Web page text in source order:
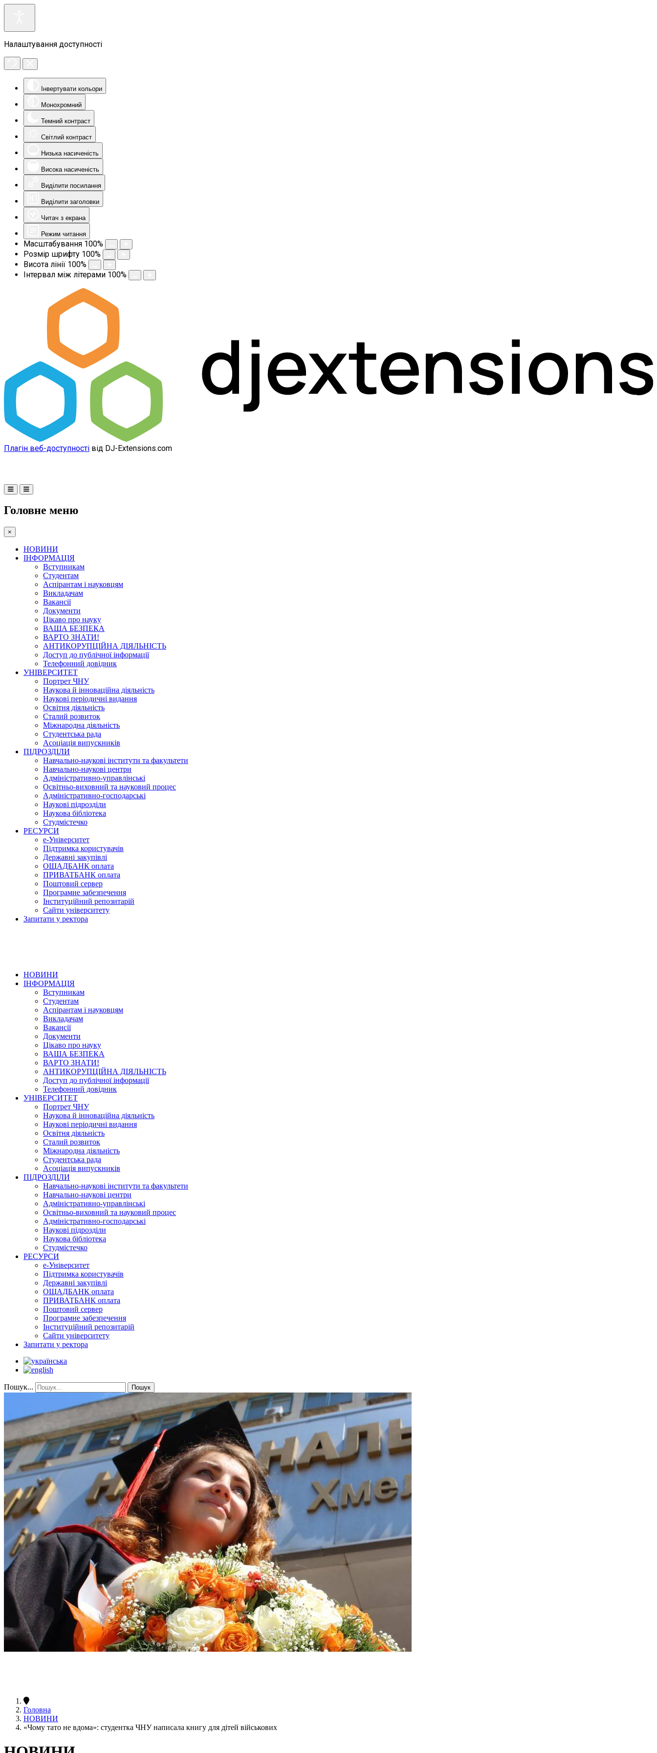
Налаштування доступності
Інвертувати кольори
Монохромний
Темний контраст
Світлий контраст
Низька насиченість
Висока насиченість
Виділити посилання
Виділити заголовки
Читач з екрана
Режим читання
Масштабування 100%
Розмір шрифту 100%
Висота лінії 100%
Інтервал між літерами 100%
Плагін веб-доступності від DJ-Extensions.com
Головне меню
×
НОВИНИ
ІНФОРМАЦІЯ
Вступникам
Студентам
Аспірантам і науковцям
Викладачам
Вакансії
Документи
Цікаво про науку
ВАША БЕЗПЕКА
ВАРТО ЗНАТИ!
АНТИКОРУПЦІЙНА ДІЯЛЬНІСТЬ
Доступ до публічної інформації
Телефонний довідник
УНІВЕРСИТЕТ
Портрет ЧНУ
Наукова й інноваційна діяльність
Наукові періодичні видання
Освітня діяльність
Сталий розвиток
Міжнародна діяльність
Студентська рада
Асоціація випускників
ПІДРОЗДІЛИ
Навчально-наукові інститути та факультети
Навчально-наукові центри
Адміністративно-управлінські
Освітньо-виховний та науковий процес
Адміністративно-господарські
Наукові підрозділи
Наукова бібліотека
Студмістечко
РЕСУРСИ
е-Університет
Підтримка користувачів
Державні закупівлі
ОЩАДБАНК оплата
ПРИВАТБАНК оплата
Поштовий сервер
Програмне забезпечення
Інституційний репозитарій
Сайти університету
Запитати у ректора
НОВИНИ
ІНФОРМАЦІЯ
Вступникам
Студентам
Аспірантам і науковцям
Викладачам
Вакансії
Документи
Цікаво про науку
ВАША БЕЗПЕКА
ВАРТО ЗНАТИ!
АНТИКОРУПЦІЙНА ДІЯЛЬНІСТЬ
Доступ до публічної інформації
Телефонний довідник
УНІВЕРСИТЕТ
Портрет ЧНУ
Наукова й інноваційна діяльність
Наукові періодичні видання
Освітня діяльність
Сталий розвиток
Міжнародна діяльність
Студентська рада
Асоціація випускників
ПІДРОЗДІЛИ
Навчально-наукові інститути та факультети
Навчально-наукові центри
Адміністративно-управлінські
Освітньо-виховний та науковий процес
Адміністративно-господарські
Наукові підрозділи
Наукова бібліотека
Студмістечко
РЕСУРСИ
е-Університет
Підтримка користувачів
Державні закупівлі
ОЩАДБАНК оплата
ПРИВАТБАНК оплата
Поштовий сервер
Програмне забезпечення
Інституційний репозитарій
Сайти університету
Запитати у ректора
Пошук... Пошук
Головна
НОВИНИ
«Чому тато не вдома»: студентка ЧНУ написала книгу для дітей військових